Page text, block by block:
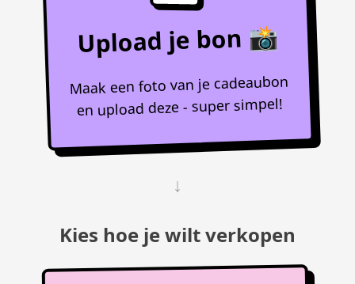
Upload je bon 📸
Maak een foto van je cadeaubon
en upload deze - super simpel!
↓
Kies hoe je wilt verkopen